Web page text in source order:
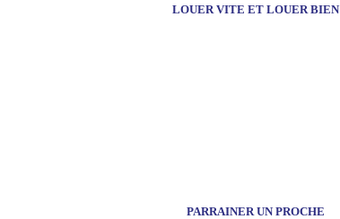
LOUER VITE ET LOUER BIEN
PARRAINER UN PROCHE